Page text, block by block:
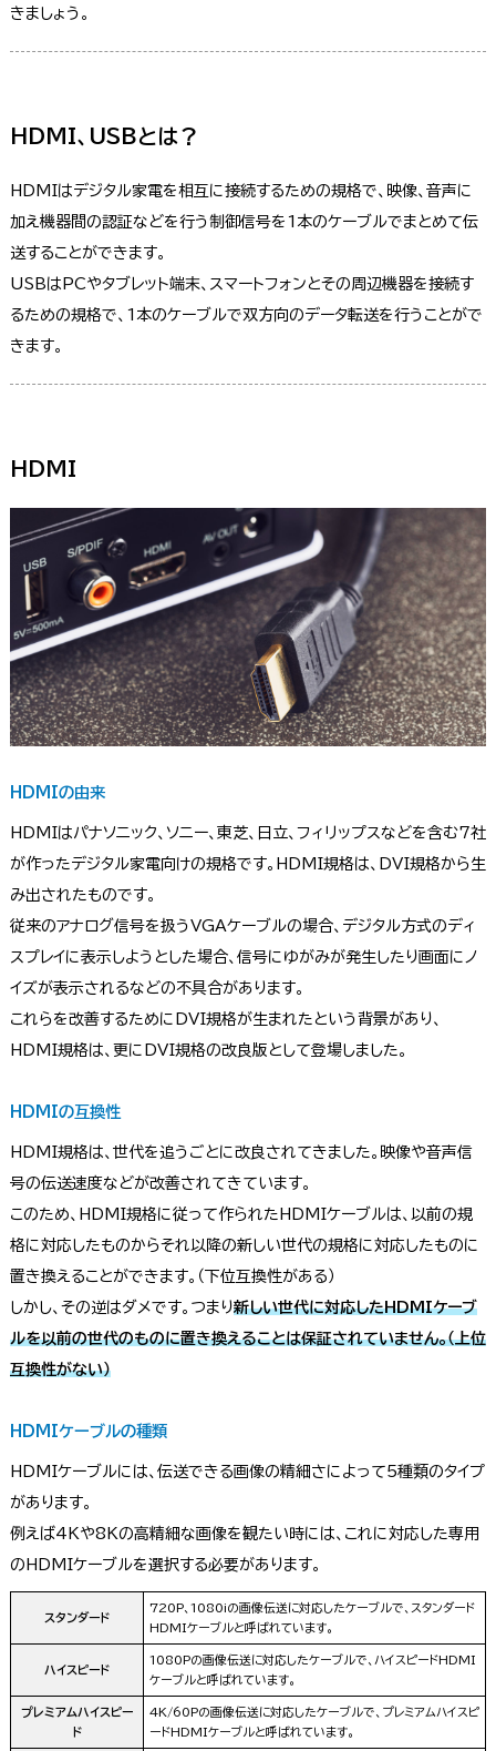
きましょう。
HDMI、USBとは？
HDMIはデジタル家電を相互に接続するための規格で、映像、音声に
加え機器間の認証などを行う制御信号を1本のケーブルでまとめて伝
送することができます。
USBはPCやタブレット端末、スマートフォンとその周辺機器を接続す
るための規格で、1本のケーブルで双方向のデータ転送を行うことがで
きます。
HDMI
HDMIの由来
HDMIはパナソニック、ソニー、東芝、日立、フィリップスなどを含む7社
が作ったデジタル家電向けの規格です。HDMI規格は、DVI規格から生
み出されたものです。
従来のアナログ信号を扱うVGAケーブルの場合、デジタル方式のディ
スプレイに表示しようとした場合、信号にゆがみが発生したり画面にノ
イズが表示されるなどの不具合があります。
これらを改善するためにDVI規格が生まれたという背景があり、
HDMI規格は、更にDVI規格の改良版として登場しました。
HDMIの互換性
HDMI規格は、世代を追うごとに改良されてきました。映像や音声信
号の伝送速度などが改善されてきています。
このため、HDMI規格に従って作られたHDMIケーブルは、以前の規
格に対応したものからそれ以降の新しい世代の規格に対応したものに
置き換えることができます。（下位互換性がある）
しかし、その逆はダメです。つまり新しい世代に対応したHDMIケーブ
ルを以前の世代のものに置き換えることは保証されていません。（上位
互換性がない）
HDMIケーブルの種類
HDMIケーブルには、伝送できる画像の精細さによって5種類のタイプ
があります。
例えば4Kや8Kの高精細な画像を観たい時には、これに対応した専用
のHDMIケーブルを選択する必要があります。
スタンダード
720P、1080iの画像伝送に対応したケーブルで、スタンダード
HDMIケーブルと呼ばれています。
ハイスピード
1080Pの画像伝送に対応したケーブルで、ハイスピードHDMI
ケーブルと呼ばれています。
プレミアムハイスピー
ド
4K/60Pの画像伝送に対応したケーブルで、プレミアムハイスピ
ードHDMIケーブルと呼ばれています。